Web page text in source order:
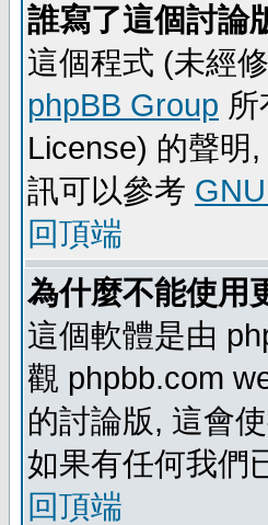
誰寫了這個討論
這個程式 (未經
phpBB Group
License) 的聲明
訊可以參考
回頂端
為什麼不能使用
這個軟體是由
觀 phpbb.com
的討論版, 這會
如果有任何我們
回頂端